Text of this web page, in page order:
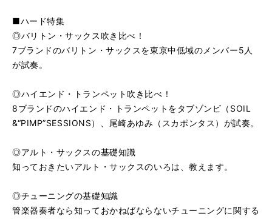
■ハード特集
◎バリトン・サックス吹き比べ！
7ブランドのバリトン・サックスを東京中低域のメンバー5人
が試奏。
◎ハイエンド・トランペット吹き比べ！
8ブランドのハイエンド・トランペットをタブゾンビ（SOIL
&“PIMP”SESSIONS）、尾崎あゆみ（スカポンタス）が試奏。
◎アルト・サックスの基礎知識
知っておきたいアルト・サックスのいろは、教えます。
◎チューニングの基礎知識
管楽器奏者なら知っておかねばならないチューニングに関する